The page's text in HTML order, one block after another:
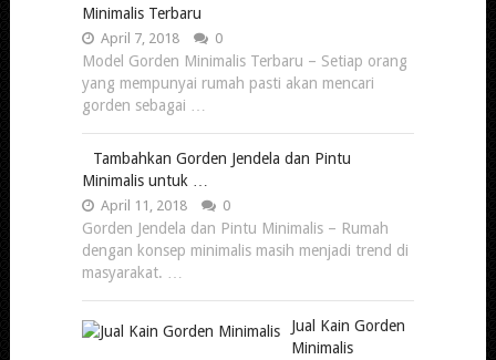
Minimalis Terbaru
April 7, 2018 0
Model Gorden Minimalis Terbaru – Setiap orang
yang mempunyai rumah pasti akan mencari
gorden sebagai …
Tambahkan Gorden Jendela dan Pintu
Minimalis untuk …
April 11, 2018 0
Gorden Jendela dan Pintu Minimalis – Rumah
dengan konsep minimalis masih menjadi trend di
masyarakat. …
Jual Kain Gorden
Minimalis